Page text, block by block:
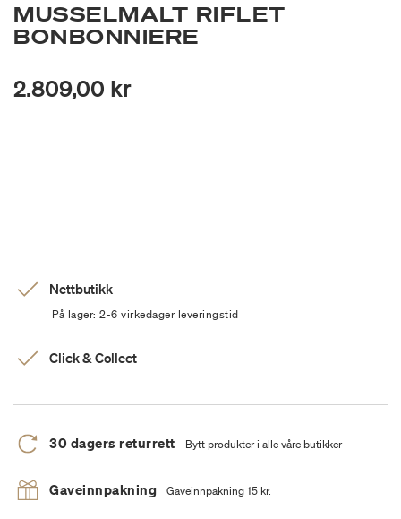
MUSSELMALT RIFLET
BONBONNIERE
2.809,00 kr
Nettbutikk
På lager: 2-6 virkedager leveringstid
Click & Collect
30 dagers returrett Bytt produkter i alle våre butikker
Gaveinnpakning Gaveinnpakning 15 kr.